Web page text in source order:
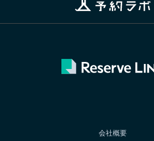
会社概要